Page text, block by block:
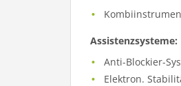
Assistenzsysteme:
Anti-Blockier-
Elektron.